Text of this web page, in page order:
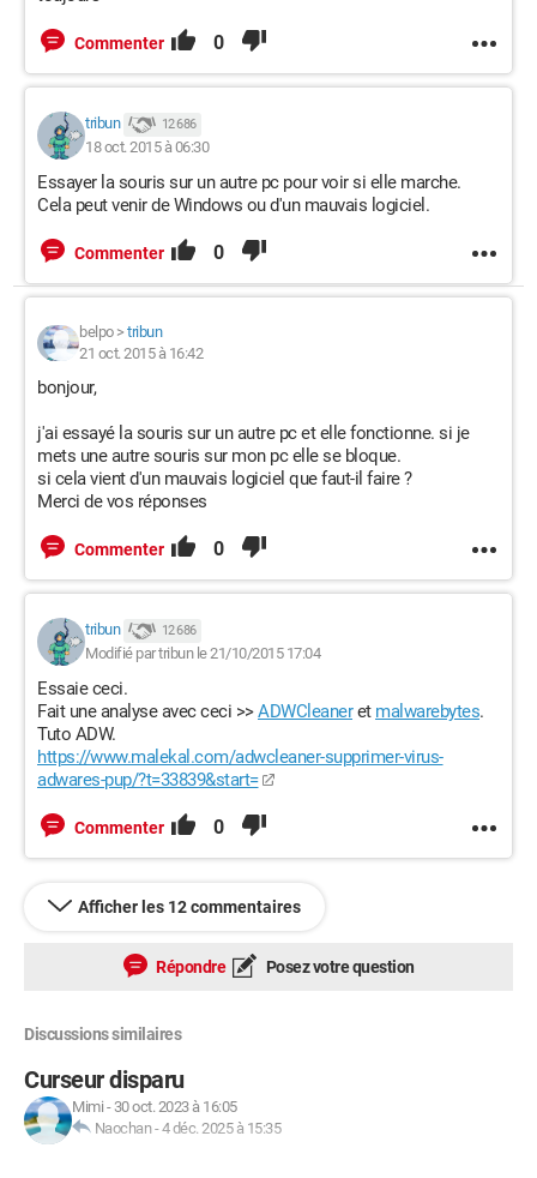
Commenter 0
tribun 12 686
18 oct. 2015 à 06:30
Essayer la souris sur un autre pc pour voir si elle marche.
Cela peut venir de Windows ou d'un mauvais logiciel.
Commenter 0
belpo> tribun
21 oct. 2015 à 16:42
bonjour,
j'ai essayé la souris sur un autre pc et elle fonctionne. si je
mets une autre souris sur mon pc elle se bloque.
si cela vient d'un mauvais logiciel que faut-il faire ?
Merci de vos réponses
Commenter 0
tribun 12 686
Modifié par tribun le 21/10/2015 17:04
Essaie ceci.
Fait une analyse avec ceci >>ADWCleaneret malwarebytes.
Tuto ADW.
https://www.malekal.com/adwcleaner-supprimer-virus-
adwares-pup/?t=33839&start=
Commenter 0
Afficher les 12 commentaires
Répondre Posez votre question
Discussions similaires
Curseur disparu
Mimi - 30 oct. 2023 à 16:05
Naochan-4 déc. 2025 à 15:35